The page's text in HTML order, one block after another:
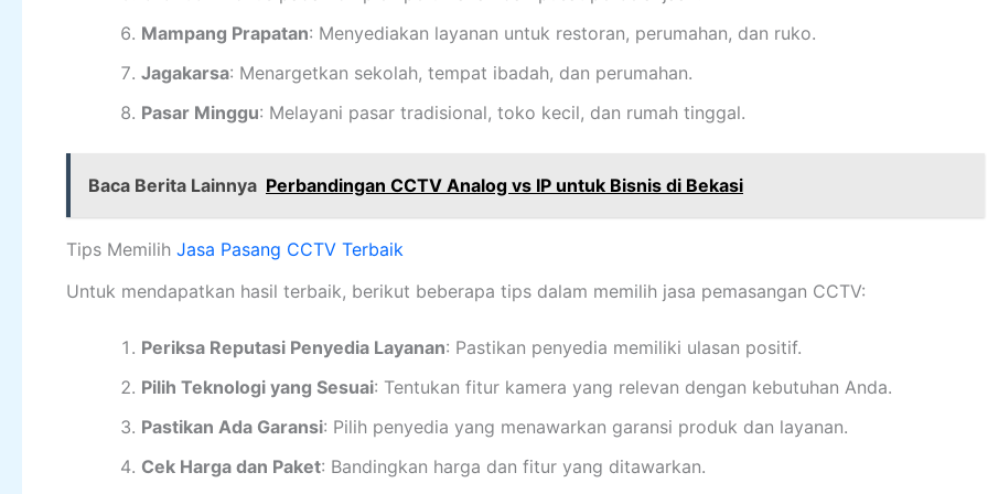
Mampang Prapatan: Menyediakan layanan untuk restoran, perumahan, dan ruko.
Jagakarsa: Menargetkan sekolah, tempat ibadah, dan perumahan.
Pasar Minggu: Melayani pasar tradisional, toko kecil, dan rumah tinggal.
Baca Berita Lainnya Perbandingan CCTV Analog vs IP untuk Bisnis di Bekasi
Tips Memilih Jasa Pasang CCTV Terbaik
Untuk mendapatkan hasil terbaik, berikut beberapa tips dalam memilih jasa pemasangan CCTV:
Periksa Reputasi Penyedia Layanan: Pastikan penyedia memiliki ulasan positif.
Pilih Teknologi yang Sesuai: Tentukan fitur kamera yang relevan dengan kebutuhan Anda.
Pastikan Ada Garansi: Pilih penyedia yang menawarkan garansi produk dan layanan.
Cek Harga dan Paket: Bandingkan harga dan fitur yang ditawarkan.